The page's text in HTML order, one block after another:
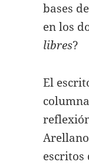
bases
en los
libres?
El